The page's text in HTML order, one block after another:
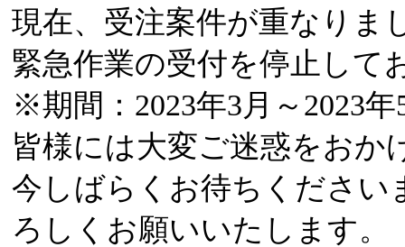
現在、受注案件が重なりま
緊急作業の受付を停止して
※期間：2023年3月～2023年
皆様には大変ご迷惑をおか
今しばらくお待ちください
ろしくお願いいたします。